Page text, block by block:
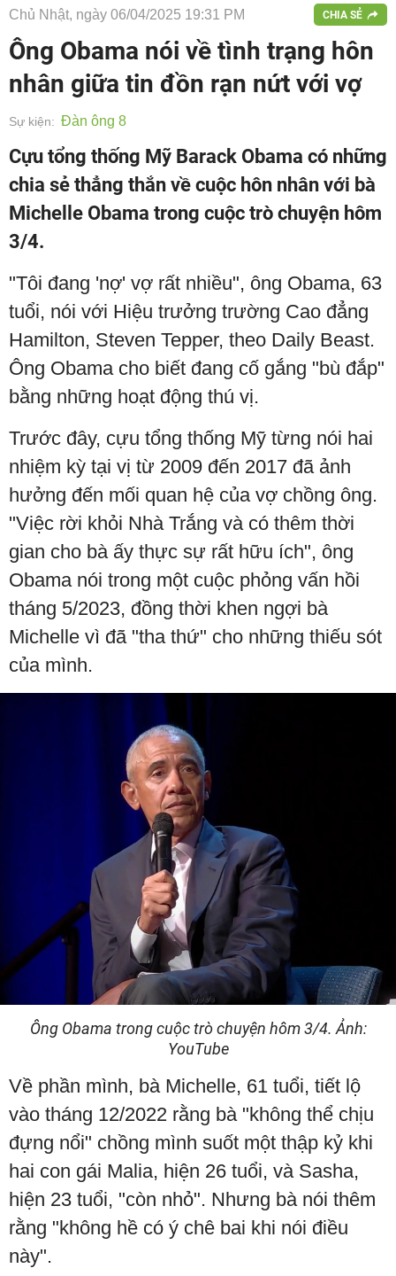
Chủ Nhật, ngày 06/04/2025 19:31 PM CHIA SẺ
Ông Obama nói về tình trạng hôn
nhân giữa tin đồn rạn nứt với vợ
Sự kiện: Đàn ông 8
Cựu tổng thống Mỹ Barack Obama có những
chia sẻ thẳng thắn về cuộc hôn nhân với bà
Michelle Obama trong cuộc trò chuyện hôm
3/4.
"Tôi đang 'nợ' vợ rất nhiều", ông Obama, 63
tuổi, nói với Hiệu trưởng trường Cao đẳng
Hamilton, Steven Tepper, theo Daily Beast.
Ông Obama cho biết đang cố gắng "bù đắp"
bằng những hoạt động thú vị.
Trước đây, cựu tổng thống Mỹ từng nói hai
nhiệm kỳ tại vị từ 2009 đến 2017 đã ảnh
hưởng đến mối quan hệ của vợ chồng ông.
"Việc rời khỏi Nhà Trắng và có thêm thời
gian cho bà ấy thực sự rất hữu ích", ông
Obama nói trong một cuộc phỏng vấn hồi
tháng 5/2023, đồng thời khen ngợi bà
Michelle vì đã "tha thứ" cho những thiếu sót
của mình.
Ông Obama trong cuộc trò chuyện hôm 3/4. Ảnh:
YouTube
Về phần mình, bà Michelle, 61 tuổi, tiết lộ
vào tháng 12/2022 rằng bà "không thể chịu
đựng nổi" chồng mình suốt một thập kỷ khi
hai con gái Malia, hiện 26 tuổi, và Sasha,
hiện 23 tuổi, "còn nhỏ". Nhưng bà nói thêm
rằng "không hề có ý chê bai khi nói điều
này".